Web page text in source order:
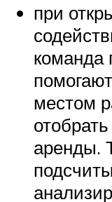
при
команда
местом
аренды.